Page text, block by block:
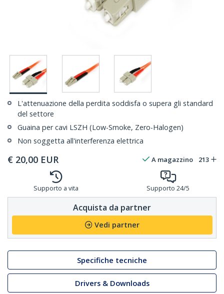
L'attenuazione della perdita soddisfa o supera gli standard
del settore
Guaina per cavi LSZH (Low-Smoke, Zero-Halogen)
Non soggetta all'interferenza elettrica
€ 20,00 EUR A magazzino 213
Supporto a vita Supporto 24/5
Acquista da partner
Vedi partner
Specifiche tecniche
Drivers & Downloads